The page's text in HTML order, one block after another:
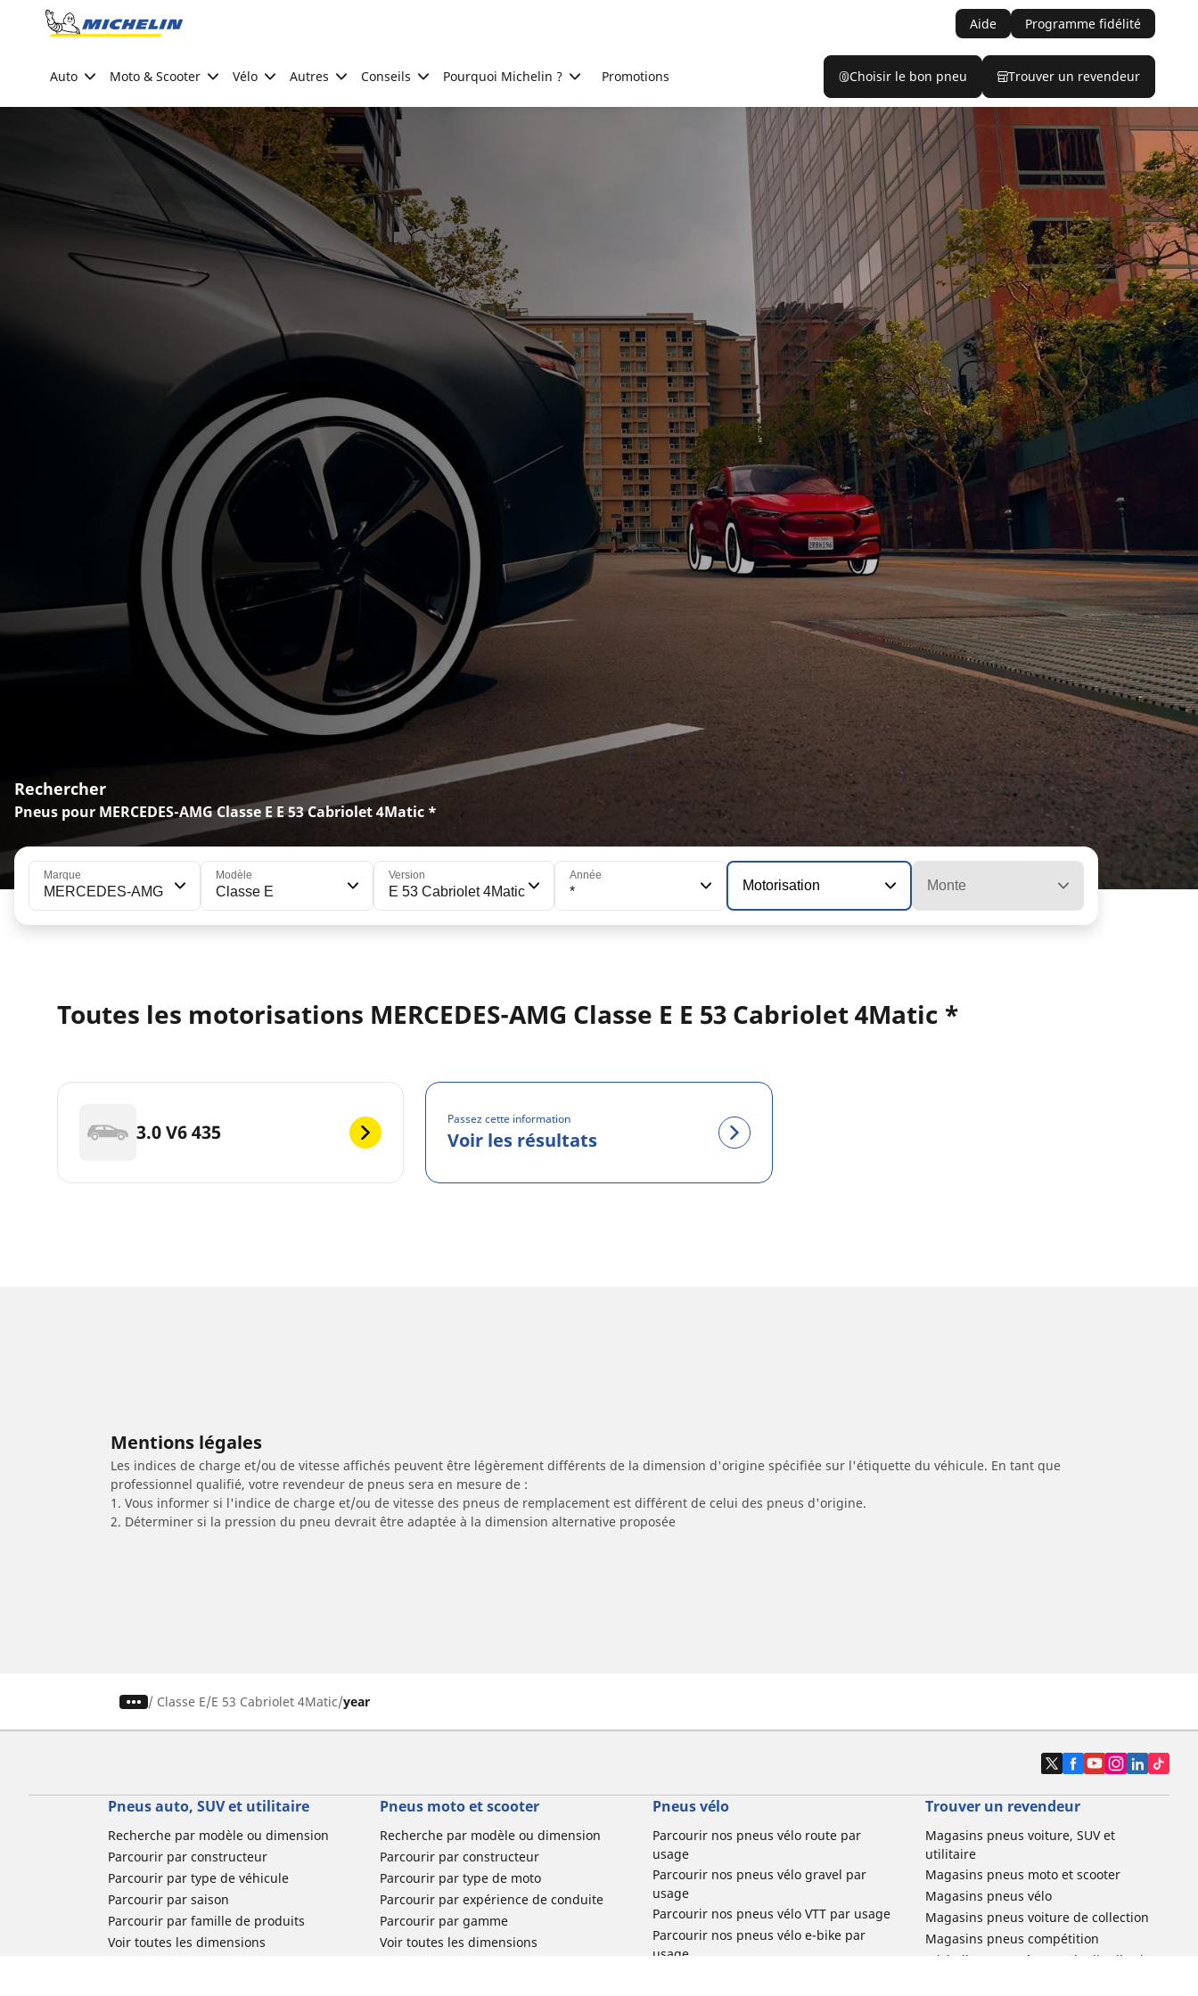
Go to page content
Aide Programme fidélité
Auto Moto & Scooter Vélo Autres Conseils Pourquoi Michelin ? Promotions Choisir le bon pneu Trouver un revendeur
Rechercher
Pneus pour MERCEDES-AMG Classe E E 53 Cabriolet 4Matic *
Marque
MERCEDES-AMG
Modèle
Classe E
Version
E 53 Cabriolet 4Matic
Année
* Motorisation Monte
Toutes les motorisations MERCEDES-AMG Classe E E 53 Cabriolet 4Matic *
3.0 V6 435
Passez cette information
Voir les résultats
Mentions légales
Les indices de charge et/ou de vitesse affichés peuvent être légèrement différents de la dimension d'origine spécifiée sur l'étiquette du véhicule. En tant que
professionnel qualifié, votre revendeur de pneus sera en mesure de :
1. Vous informer si l'indice de charge et/ou de vitesse des pneus de remplacement est différent de celui des pneus d'origine.
2. Déterminer si la pression du pneu devrait être adaptée à la dimension alternative proposée
/ Classe E E 53 Cabriolet 4Matic year
Pneus auto, SUV et utilitaire
Recherche par modèle ou dimension
Parcourir par constructeur
Parcourir par type de véhicule
Parcourir par saison
Parcourir par famille de produits
Voir toutes les dimensions
Pneus moto et scooter
Recherche par modèle ou dimension
Parcourir par constructeur
Parcourir par type de moto
Parcourir par expérience de conduite
Parcourir par gamme
Voir toutes les dimensions
Pneus vélo
Parcourir nos pneus vélo route par
usage
Parcourir nos pneus vélo gravel par
usage
Parcourir nos pneus vélo VTT par usage
Parcourir nos pneus vélo e-bike par
usage
Trouver un revendeur
Magasins pneus voiture, SUV et
utilitaire
Magasins pneus moto et scooter
Magasins pneus vélo
Magasins pneus voiture de collection
Magasins pneus compétition
Michelin et ses réseaux de distribution